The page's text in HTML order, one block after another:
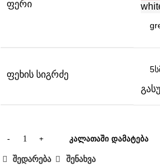
ფერი
ფეხის სიგრძე
ᲙᲐᲚᲐᲗᲐᲨᲘ ᲓᲐᲛᲐᲢᲔᲑᲐ
შედარება შენახვა